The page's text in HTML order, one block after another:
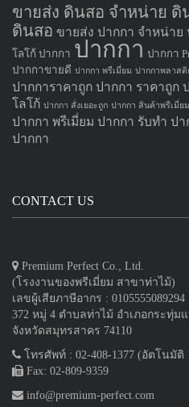
ขายส่ง ดินสอ จำหน่าย
ดินสอ ขายส่ง ปากกา จำหน่าย
โลโก้ ปากกา ปากกา ปากกา
ปากกาขายดี ปากกา พรีเมี่ยม ปากกาพลาสติ
ปากการาคาถูก ปากกา ราคาถูก
โลโก้ ปากกา สั่งเยอะถูก ปากกา สินค้าพรีเมี่ยม
ปากกา พรีเมี่ยม ปากกา รับทำ ปา
ปากกา
CONTACT US
Premium Perfect Co., Ltd.
(โรงงานของพรีเมี่ยม สาขาท่าไม้)
เลขผู้เสียภาษีอากร : 0105555089294
372 หมู่ 4 ตำบลท่าไม้ อำเภอกระทุ่ม
จังหวัดสมุทรสาคร 74110
โทรศัพท์ : 02-408-1377 (อัตโนมัติ
Fax: 02-809-9359
info@premium-perfect.com